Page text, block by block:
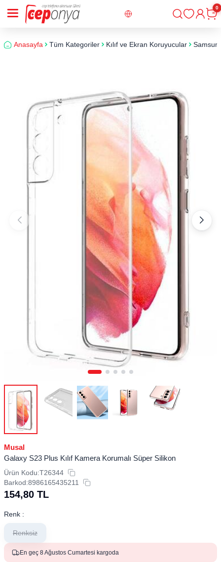
Giriş
0
Anasayfa Tüm Kategoriler Kılıf ve Ekran Koruyucular
Musal
Galaxy S23 Plus Kılıf Kamera Korumalı Süper Silikon
Ürün Kodu:T26344
Barkod:8986165435211
154,80 TL
Renk :
Renksiz
En geç 8 Ağustos Cumartesi kargoda